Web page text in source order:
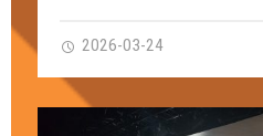
2026-03-24